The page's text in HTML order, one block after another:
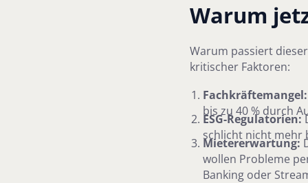
Warum
Warum passiert
kritischer Faktoren:
Fachkräftemangel:
bis zu 40 % durch
ESG-Regulatorien:
schlicht nicht mehr
Mietererwartung:
wollen Probleme
Banking oder